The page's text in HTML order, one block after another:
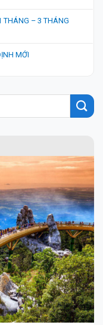
THÁNG – 3 THÁNG
MỚI